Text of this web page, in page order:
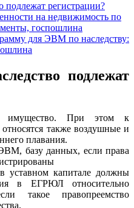
подлежат регистрации?
на недвижимость по
госпошлина
для ЭВМ по наследству:
подлежат
имущество. При этом к
также воздушные и
плавания.
базу данных, если права
уставном капитале должны
в ЕГРЮЛ относительно
такое правопреемство